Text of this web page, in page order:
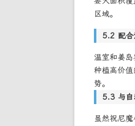
区域。
配
温室和姜
种植高价
势。
与
虽然祝尼